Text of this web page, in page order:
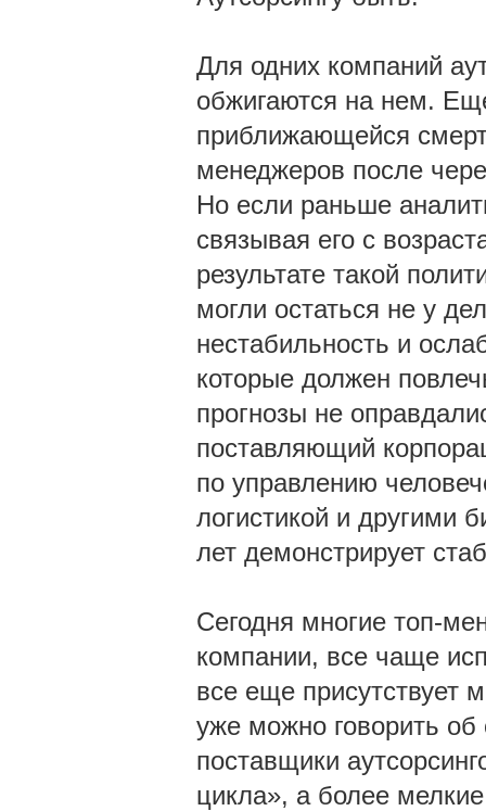
Для одних компаний
обжигаются на нем.
приближающейся
менеджеров после
Но если раньше
связывая его с
результате такой
могли остаться не у
нестабильность и
которые должен
прогнозы не
поставляющий
по управлению
логистикой и другими
лет демонстрирует
Сегодня многие топ-
компании, все чаще
все еще присутствует
уже можно говорить об
поставщики
цикла», а более